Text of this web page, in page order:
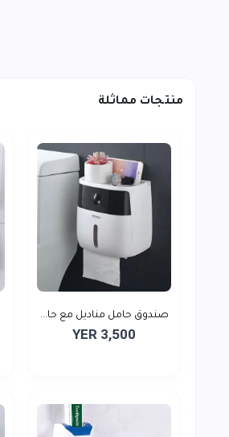
منتجات مماثلة
صندوق حامل مناديل مع حا...
YER 3,500